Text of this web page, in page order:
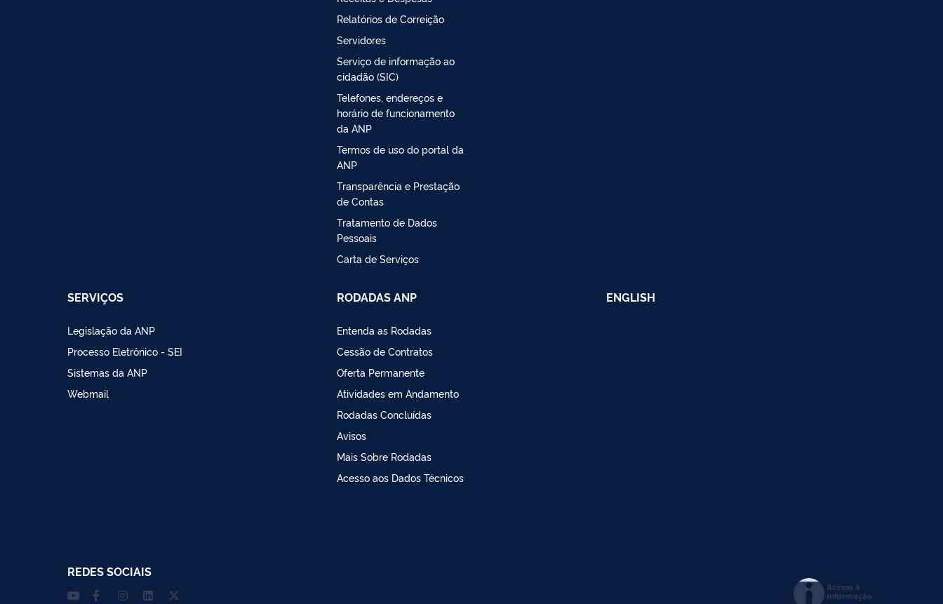
Relatórios de Correição
Servidores
Serviço de informação ao
cidadão (SIC)
Telefones, endereços e
horário de funcionamento
da ANP
Termos de uso do portal da
ANP
Transparência e Prestação
de Contas
Tratamento de Dados
Pessoais
Carta de Serviços
SERVIÇOS
Legislação da ANP
Processo Eletrônico - SEI
Sistemas da ANP
Webmail
RODADAS ANP
Entenda as Rodadas
Cessão de Contratos
Oferta Permanente
Atividades em Andamento
Rodadas Concluídas
Avisos
Mais Sobre Rodadas
Acesso aos Dados Técnicos
ENGLISH
REDES SOCIAIS
Acesso à
Informação